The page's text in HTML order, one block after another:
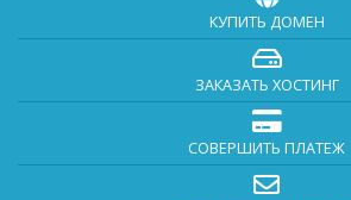
КУПИТЬ ДОМЕН
ЗАКАЗАТЬ ХОСТИНГ
СОВЕРШИТЬ ПЛАТЕЖ